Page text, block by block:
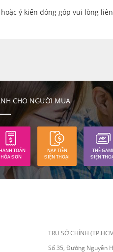
ý kiến đóng góp vui lòng
CHO NGƯỜI MUA
TOÁN
HÓA ĐƠN
NẠP TIỀN
ĐIỆN THOẠI
THẺ
ĐIỆN
TRỤ SỞ CHÍNH
Số 35, Đường Nguyễn